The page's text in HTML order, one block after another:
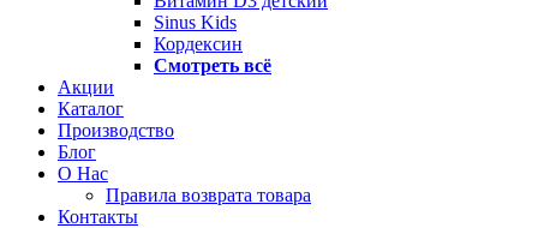
Sinus Kids
Кордексин
Смотреть всё
Акции
Каталог
Производство
Блог
О Нас
Правила возврата товара
Контакты